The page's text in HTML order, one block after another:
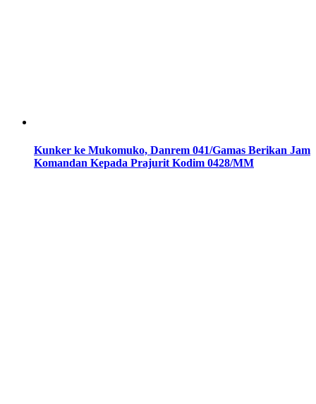
Kunker ke Mukomuko, Danrem 041/Gamas Berikan Jam
Komandan Kepada Prajurit Kodim 0428/MM